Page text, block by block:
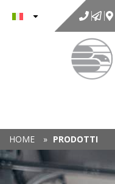
contenuto
HOME » PRODOTTI